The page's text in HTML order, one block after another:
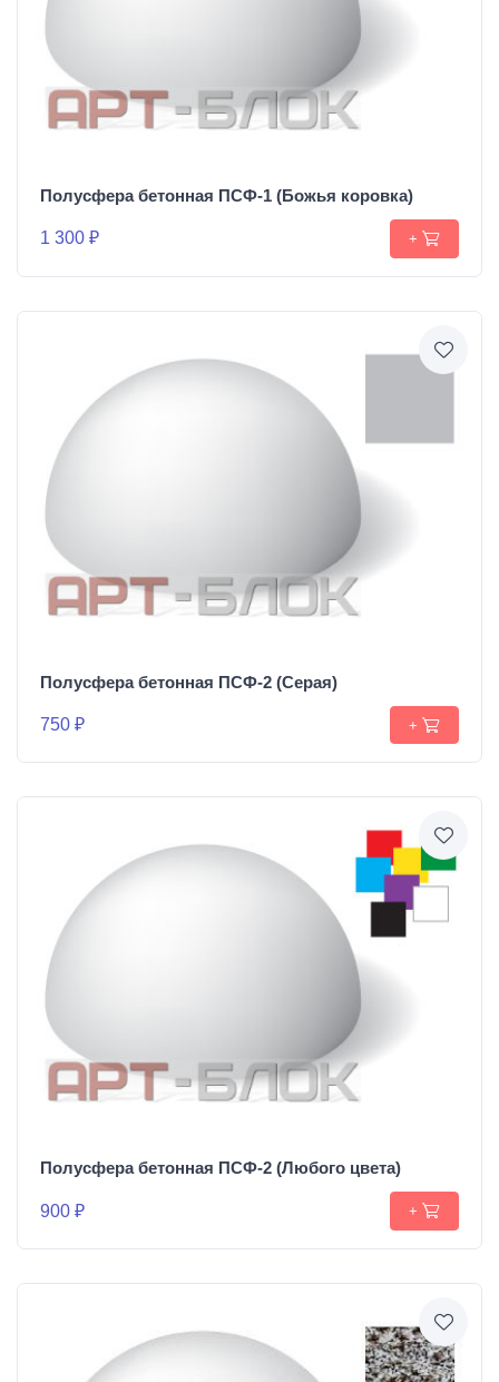
Полусфера бетонная ПСФ-1 (Божья коровка)
1 300 ₽ +
Полусфера бетонная ПСФ-2 (Серая)
750 ₽ +
Полусфера бетонная ПСФ-2 (Любого цвета)
900 ₽ +